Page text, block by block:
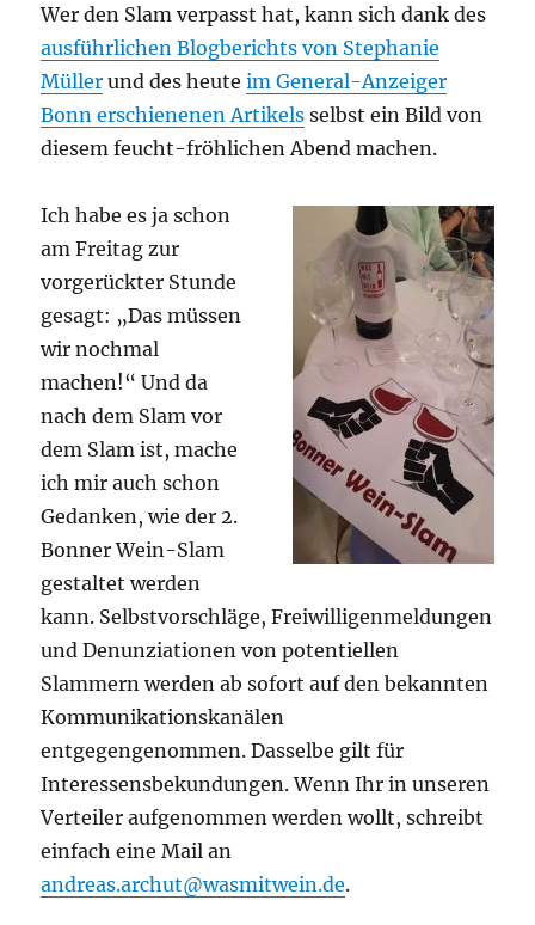
Wer den Slam verpasst hat, kann sich dank des
ausführlichen Blogberichts von Stephanie
Müller und des heuteim General-Anzeiger
Bonn erschienenen Artikels selbst ein Bild von
diesem feucht-fröhlichen Abend machen.
Ich habe es ja schon
am Freitag zur
vorgerückter Stunde
gesagt: „Das müssen
wir nochmal
machen!“ Und da
nach dem Slam vor
dem Slam ist, mache
ich mir auch schon
Gedanken, wie der 2.
Bonner Wein-Slam
gestaltet werden
kann. Selbstvorschläge, Freiwilligenmeldungen
und Denunziationen von potentiellen
Slammern werden ab sofort auf den bekannten
Kommunikationskanälen
entgegengenommen. Dasselbe gilt für
Interessensbekundungen. Wenn Ihr in unseren
Verteiler aufgenommen werden wollt, schreibt
einfach eine Mail an
andreas.archut@wasmitwein.de.